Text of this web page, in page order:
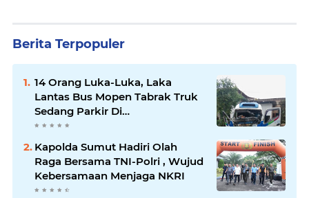
Berita Terpopuler
14 Orang Luka-Luka, Laka
Lantas Bus Mopen Tabrak Truk
Sedang Parkir Di
Siborongborong
Kapolda Sumut Hadiri Olah
Raga Bersama TNI-Polri , Wujud
Kebersamaan Menjaga NKRI